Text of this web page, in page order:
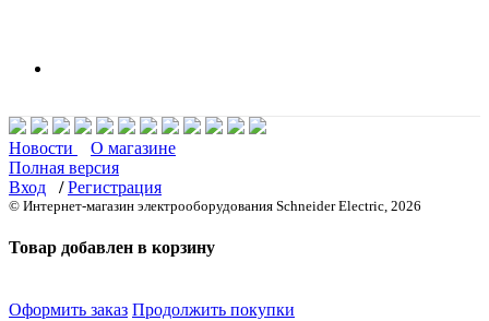
Новости
О магазине
Полная версия
Вход
/ Регистрация
© Интернет-магазин электрооборудования Schneider Electric, 2026
Товар добавлен в корзину
Оформить заказ Продолжить покупки